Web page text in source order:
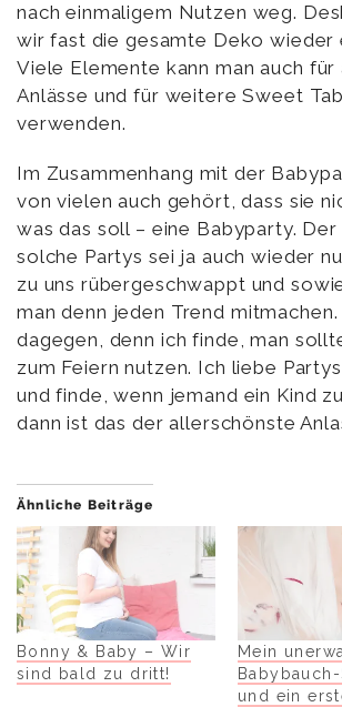
nach einmaligem Nutzen weg.
wir fast die gesamte Deko wieder
Viele Elemente kann man auch für
Anlässe und für weitere Sweet
verwenden.
Im Zusammenhang mit der
von vielen auch gehört, dass sie
was das soll – eine Babyparty. Der
solche Partys sei ja auch wieder
zu uns rübergeschwappt und
man denn jeden Trend
dagegen, denn ich finde, man
zum Feiern nutzen. Ich liebe
und finde, wenn jemand ein Kind
dann ist das der allerschönste
Ähnliche Beiträge
Bonny & Baby – Wir
sind bald zu dritt!
Mein
und ein